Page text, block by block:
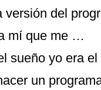
versión del
mí que me …
sueño yo era el
un